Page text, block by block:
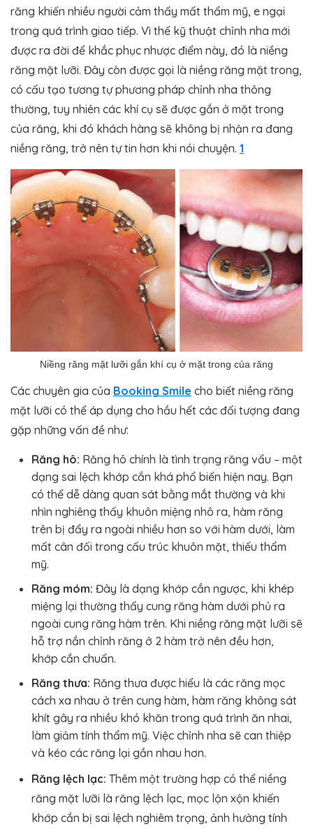
răng khiến nhiều người cảm thấy mất thẩm mỹ, e ngại
trong quá trình giao tiếp. Vì thế kỹ thuật chỉnh nha mới
được ra đời để khắc phục nhược điểm này, đó là niềng
răng mặt lưỡi. Đây còn được gọi là niềng răng mặt trong,
có cấu tạo tương tự phương pháp chỉnh nha thông
thường, tuy nhiên các khí cụ sẽ được gắn ở mặt trong
của răng, khi đó khách hàng sẽ không bị nhận ra đang
niềng răng, trở nên tự tin hơn khi nói chuyện. 1
Niềng răng mặt lưỡi gắn khí cụ ở mặt trong của răng
Các chuyên gia của Booking Smile cho biết niềng răng
mặt lưỡi có thể áp dụng cho hầu hết các đối tượng đang
gặp những vấn đề như:
Răng hô: Răng hô chính là tình trạng răng vẩu – một
dạng sai lệch khớp cắn khá phổ biến hiện nay. Bạn
có thể dễ dàng quan sát bằng mắt thường và khi
nhìn nghiêng thấy khuôn miệng nhô ra, hàm răng
trên bị đẩy ra ngoài nhiều hơn so với hàm dưới, làm
mất cân đối trong cấu trúc khuôn mặt, thiếu thẩm
mỹ.
Răng móm: Đây là dạng khớp cắn ngược, khi khép
miệng lại thường thấy cung răng hàm dưới phủ ra
ngoài cung răng hàm trên. Khi niềng răng mặt lưỡi sẽ
hỗ trợ nắn chỉnh răng ở 2 hàm trở nên đều hơn,
khớp cắn chuẩn.
Răng thưa: Răng thưa được hiểu là các răng mọc
cách xa nhau ở trên cung hàm, hàm răng không sát
khít gây ra nhiều khó khăn trong quá trình ăn nhai,
làm giảm tính thẩm mỹ. Việc chỉnh nha sẽ can thiệp
và kéo các răng lại gần nhau hơn.
Răng lệch lạc: Thêm một trường hợp có thể niềng
răng mặt lưỡi là răng lệch lạc, mọc lộn xộn khiến
khớp cắn bị sai lệch nghiêm trọng, ảnh hưởng tính